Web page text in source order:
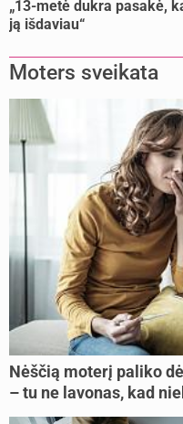
„13-metė dukra pasakė,
ją išdaviau“
Moters sveikata
Nėščią moterį paliko
– tu ne lavonas, kad